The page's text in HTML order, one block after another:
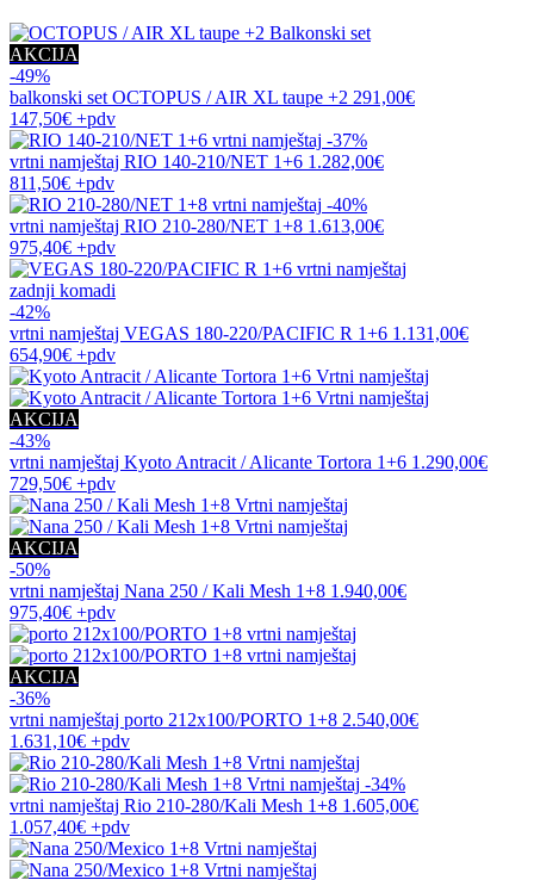
AKCIJA
-49%
balkonski setOCTOPUS / AIR XL taupe +2 291,00€
147,50€ +pdv
-37%
vrtni namještaj RIO 140-210/NET 1+6 1.282,00€
811,50€ +pdv
-40%
vrtni namještaj RIO 210-280/NET 1+8 1.613,00€
975,40€ +pdv
zadnji komadi
-42%
vrtni namještaj VEGAS 180-220/PACIFIC R 1+6 1.131,00€
654,90€ +pdv
AKCIJA
-43%
vrtni namještaj Kyoto Antracit / Alicante Tortora 1+6 1.290,00€
729,50€ +pdv
AKCIJA
-50%
vrtni namještaj Nana 250 / Kali Mesh 1+8 1.940,00€
975,40€ +pdv
AKCIJA
-36%
vrtni namještaj porto 212x100/PORTO 1+8 2.540,00€
1.631,10€ +pdv
-34%
vrtni namještaj Rio 210-280/Kali Mesh 1+8 1.605,00€
1.057,40€ +pdv